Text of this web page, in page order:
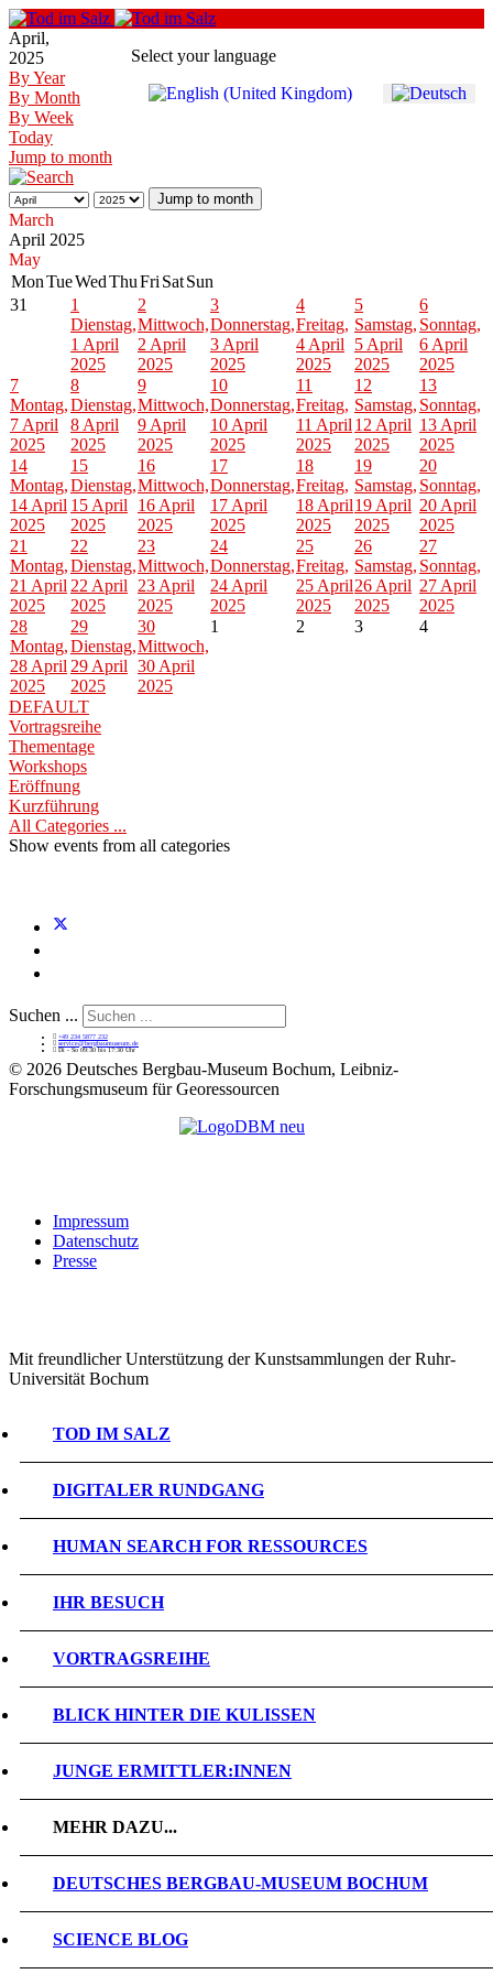
Select your language
April,
2025
By Year
By Month
By Week
Today
Jump to month
Jump to month
March
April 2025
May
MonTueWedThuFri SatSun
31
1
Dienstag,
1 April
2025
2
Mittwoch,
2 April
2025
3
Donnerstag,
3 April
2025
4
Freitag,
4 April
2025
5
Samstag,
5 April
2025
6
Sonntag,
6 April
2025
7
Montag,
7 April
2025
8
Dienstag,
8 April
2025
9
Mittwoch,
9 April
2025
10
Donnerstag,
10 April
2025
11
Freitag,
11 April
2025
12
Samstag,
12 April
2025
13
Sonntag,
13 April
2025
14
Montag,
14 April
2025
15
Dienstag,
15 April
2025
16
Mittwoch,
16 April
2025
17
Donnerstag,
17 April
2025
18
Freitag,
18 April
2025
19
Samstag,
19 April
2025
20
Sonntag,
20 April
2025
21
Montag,
21 April
2025
22
Dienstag,
22 April
2025
23
Mittwoch,
23 April
2025
24
Donnerstag,
24 April
2025
25
Freitag,
25 April
2025
26
Samstag,
26 April
2025
27
Sonntag,
27 April
2025
28
Montag,
28 April
2025
29
Dienstag,
29 April
2025
30
Mittwoch,
30 April
2025
1 2 3 4
DEFAULT
Vortragsreihe
Thementage
Workshops
Eröffnung
Kurzführung
All Categories ...
Show events from all categories
Suchen ...
+49 234 5877 232
service@bergbaumuseum.de
Di - So 09:30 bis 17:30 Uhr
© 2026 Deutsches Bergbau-Museum Bochum, Leibniz-
Forschungsmuseum für Georessourcen
Impressum
Datenschutz
Presse
Mit freundlicher Unterstützung der Kunstsammlungen der Ruhr-
Universität Bochum
TOD IM SALZ
DIGITALER RUNDGANG
HUMAN SEARCH FOR RESSOURCES
IHR BESUCH
VORTRAGSREIHE
BLICK HINTER DIE KULISSEN
JUNGE ERMITTLER:INNEN
MEHR DAZU...
DEUTSCHES BERGBAU-MUSEUM BOCHUM
SCIENCE BLOG